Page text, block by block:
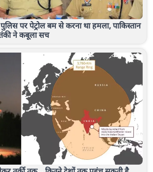
पर पेट्रोल बम से करना था हमला, पाकिस्तान
ने कबूला सच